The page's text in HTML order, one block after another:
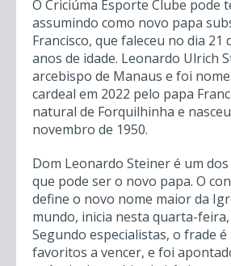
O Criciúma Esporte Clube pode
assumindo como novo papa
Francisco, que faleceu no dia 21
anos de idade. Leonardo Ulrich
arcebispo de Manaus e foi
cardeal em 2022 pelo papa
natural de Forquilhinha e
novembro de 1950.
Dom Leonardo Steiner é um
que pode ser o novo papa. O
define o novo nome maior da
mundo, inicia nesta quarta-
Segundo especialistas, o frade é
favoritos a vencer, e foi